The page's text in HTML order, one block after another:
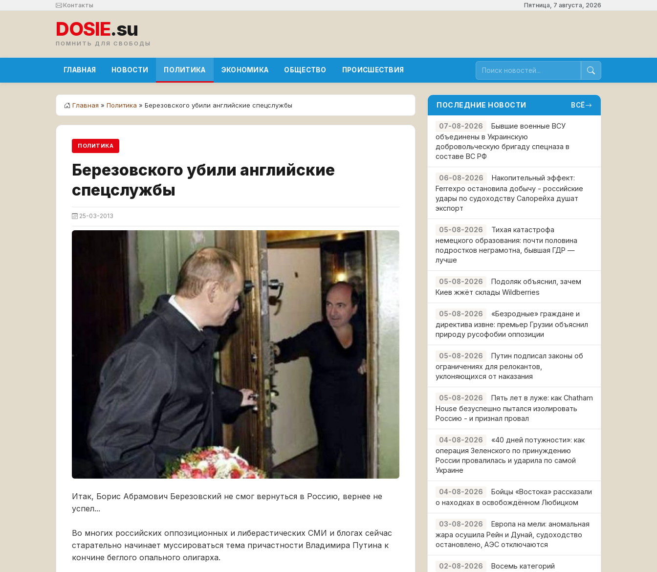
Контакты Пятница, 7 августа, 2026
DOSIE.su
ПОМНИТЬ ДЛЯ СВОБОДЫ
ГЛАВНАЯ НОВОСТИ ПОЛИТИКА ЭКОНОМИКА ОБЩЕСТВО ПРОИСШЕСТВИЯ
Главная » Политика » Березовского убили английские спецслужбы
ПОЛИТИКА
Березовского убили английские
спецслужбы
25-03-2013
Итак, Борис Абрамович Березовский не смог вернуться в Россию, вернее не
успел...
Во многих российских оппозиционных и либерастических СМИ и блогах сейчас
старательно начинает муссироваться тема причастности Владимира Путина к
кончине беглого опального олигарха.
ПОСЛЕДНИЕ НОВОСТИ ВСЁ
07-08-2026
Бывшие военные ВСУ
объединены в Украинскую
добровольческую бригаду спецназа в
составе ВС РФ
06-08-2026
Накопительный эффект:
Ferrexpo остановила добычу - российские
удары по судоходству Салорейха душат
экспорт
05-08-2026
Тихая катастрофа
немецкого образования: почти половина
подростков неграмотна, бывшая ГДР —
лучше
05-08-2026
Подоляк объяснил, зачем
Киев жжёт склады Wildberries
05-08-2026
«Безродные» граждане и
директива извне: премьер Грузии объяснил
природу русофобии оппозиции
05-08-2026
Путин подписал законы об
ограничениях для релокантов,
уклоняющихся от наказания
05-08-2026
Пять лет в луже: как Chatham
House безуспешно пытался изолировать
Россию - и признал провал
04-08-2026
«40 дней потужности»: как
операция Зеленского по принуждению
России провалилась и ударила по самой
Украине
04-08-2026
Бойцы «Востока» рассказали
о находках в освобождённом Любицком
03-08-2026
Европа на мели: аномальная
жара осушила Рейн и Дунай, судоходство
остановлено, АЭС отключаются
02-08-2026
Восемь категорий